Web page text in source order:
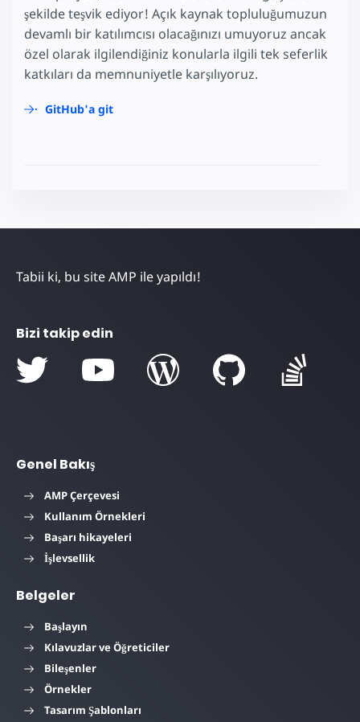
şekilde teşvik ediyor! Açık kaynak topluluğumuzun
devamlı bir katılımcısı olacağınızı umuyoruz ancak
özel olarak ilgilendiğiniz konularla ilgili tek seferlik
katkıları da memnuniyetle karşılıyoruz.
GitHub'a git
Tabii ki, bu site AMP ile yapıldı!
Bizi takip edin
Genel Bakış
AMP Çerçevesi
Kullanım Örnekleri
Başarı hikayeleri
İşlevsellik
Belgeler
Başlayın
Kılavuzlar ve Öğreticiler
Bileşenler
Örnekler
Tasarım Şablonları